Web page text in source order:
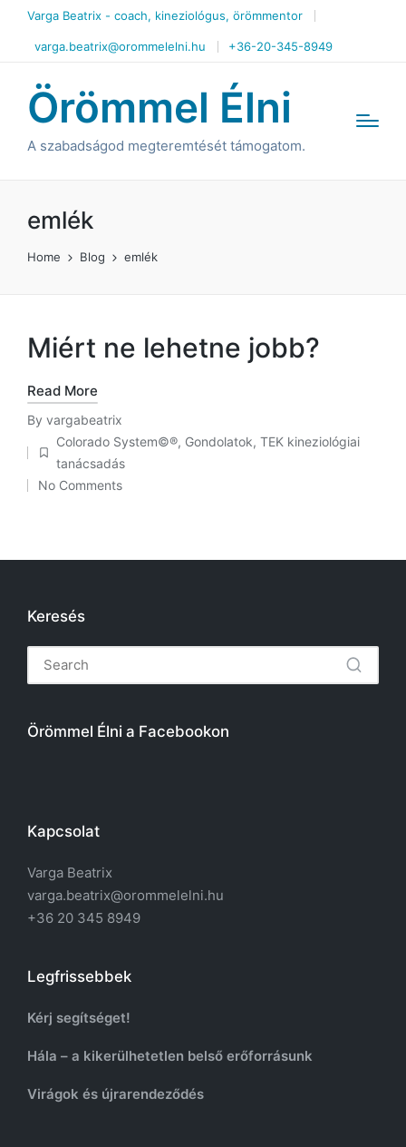
Varga Beatrix - coach, kineziológus, örömmentor
varga.beatrix@orommelelni.hu +36-20-345-8949
Örömmel Élni
A szabadságod megteremtését támogatom.
emlék
Home Blog emlék
Miért ne lehetne jobb?
Read More
Posted
by
By vargabeatrix
Posted
in
Colorado System©®, Gondolatok,TEK kineziológiai
tanácsadás
No Comments
Keresés
Örömmel Élni a Facebookon
Kapcsolat
Varga Beatrix
varga.beatrix@orommelelni.hu
+36 20 345 8949
Legfrissebbek
Kérj segítséget!
Hála – a kikerülhetetlen belső erőforrásunk
Virágok és újrarendeződés